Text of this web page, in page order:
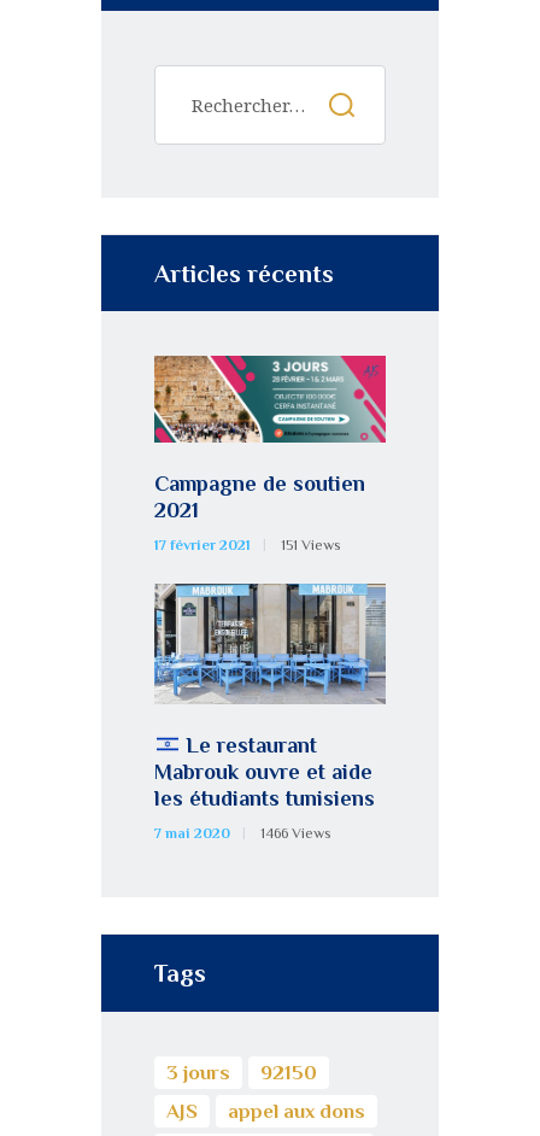
Articles récents
Campagne de soutien
2021
17 février 2021 151 Views
Le restaurant
Mabrouk ouvre et aide
les étudiants tunisiens
7 mai 2020 1466 Views
Tags
3 jours
92150
AJS
appel aux dons